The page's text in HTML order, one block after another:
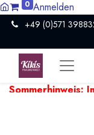
0 Anmelden
+49 (0)571
Sommerhinweis:
beim Versand